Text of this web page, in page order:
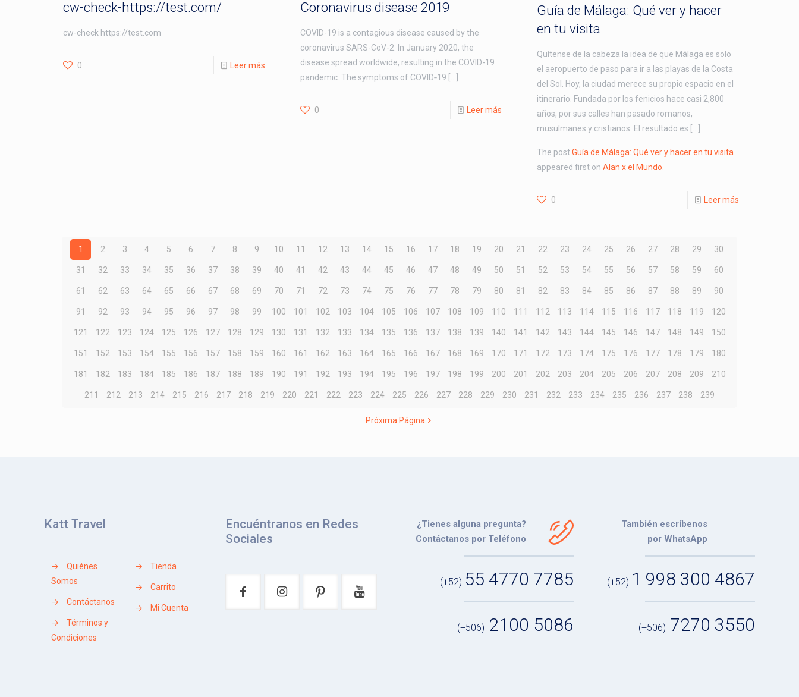
cw-check-https://test.com/
cw-check https://test.com
0 Leer más
Coronavirus disease 2019
COVID-19 is a contagious disease caused by the
coronavirus SARS-CoV-2. In January 2020, the
disease spread worldwide, resulting in the COVID-19
pandemic. The symptoms of COVID‑19
0 Leer más
Guía de Málaga: Qué ver y hacer
en tu visita
Quítense de la cabeza la idea de que Málaga es solo
el aeropuerto de paso para ir a las playas de la Costa
del Sol. Hoy, la ciudad merece su propio espacio en el
itinerario. Fundada por los fenicios hace casi 2,800
años, por sus calles han pasado romanos,
musulmanes y cristianos. El resultado es […]
The postGuía de Málaga: Qué ver y hacer en tu visita
appeared first onAlan x el Mundo
0 Leer más
1 2 3 4 5 6 7 8 9 10 11 12 13 14 15 16 17 18 19 20 21 22 23 24 25 26 27 28 29 30
31 32 33 34 35 36 37 38 39 40 41 42 43 44 45 46 47 48 49 50 51 52 53 54 55 56 57 58 59 60
61 62 63 64 65 66 67 68 69 70 71 72 73 74 75 76 77 78 79 80 81 82 83 84 85 86 87 88 89 90
91 92 93 94 95 96 97 98 99 100 101 102 103 104 105 106 107 108 109 110 111 112 113 114 115 116 117 118 119 120
121 122 123 124 125 126 127 128 129 130 131 132 133 134 135 136 137 138 139 140 141 142 143 144 145 146 147 148 149 150
151 152 153 154 155 156 157 158 159 160 161 162 163 164 165 166 167 168 169 170 171 172 173 174 175 176 177 178 179 180
181 182 183 184 185 186 187 188 189 190 191 192 193 194 195 196 197 198 199 200 201 202 203 204 205 206 207 208 209 210
211 212 213 214 215 216 217 218 219 220 221 222 223 224 225 226 227 228 229 230 231 232 233 234 235 236 237 238 239
Próxima Página
Katt Travel
→
Quiénes
Somos
→ Contáctanos
→
Términos y
Condiciones
→ Tienda
→ Carrito
→ Mi Cuenta
Encuéntranos en Redes
Sociales
¿Tienes alguna pregunta?
Contáctanos por Teléfono
(+52) 55 4770 7785
(+506) 2100 5086
También escríbenos
por WhatsApp
(+52) 1 998 300 4867
(+506) 7270 3550